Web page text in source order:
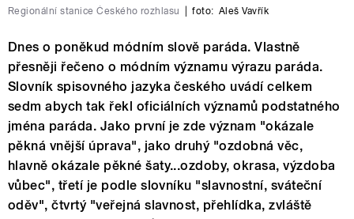
Regionální stanice Českého rozhlasu foto: Aleš Vavřík
Dnes o poněkud módním slově paráda. Vlastně
přesněji řečeno o módním významu výrazu paráda.
Slovník spisovného jazyka českého uvádí celkem
sedm abych tak řekl oficiálních významů podstatného
jména paráda. Jako první je zde význam "okázale
pěkná vnější úprava", jako druhý "ozdobná věc,
hlavně okázale pěkné šaty...ozdoby, okrasa, výzdoba
vůbec", třetí je podle slovníku "slavnostní, sváteční
oděv", čtvrtý "veřejná slavnost, přehlídka, zvláště